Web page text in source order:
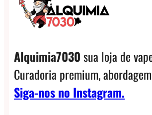
Alquimia7030sua loja de
Curadoria premium,
Siga-nos no Instagram.